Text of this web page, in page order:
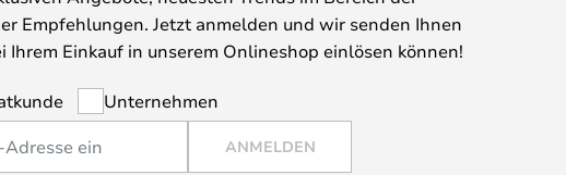
Empfehlungen. Jetzt anmelden und wir senden Ihnen
Ihrem Einkauf in unserem Onlineshop einlösen können!
Unternehmen
ANMELDEN